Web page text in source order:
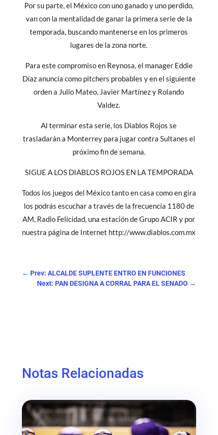
Por su parte, el México con uno ganado y uno perdido,
van con la mentalidad de ganar la primera serie de la
temporada, buscando mantenerse en los primeros
lugares de la zona norte.
Para este compromiso en Reynosa, el manager Eddie
Díaz anuncia como pitchers probables y en el siguiente
orden a Julio Mateo, Javier Martínez y Rolando
Valdez.
Al terminar esta serie, los Diablos Rojos se
trasladarán a Monterrey para jugar contra Sultanes el
próximo fin de semana.
SIGUE A LOS DIABLOS ROJOS EN LA TEMPORADA
Todos los juegos del México tanto en casa como en gira
los podrás escuchar a través de la frecuencia 1180 de
AM, Radio Felicidad, una estación de Grupo ACIR y por
nuestra página de Internet http://www.diablos.com.mx
← Prev: ALCALDE SUPLENTE ENTRO EN FUNCIONES
Next: PAN DESIGNA A CORRAL PARA EL SENADO →
Notas Relacionadas